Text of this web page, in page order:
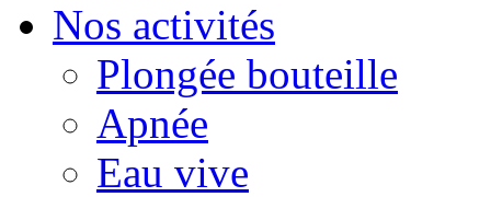
Nos activités
Plongée bouteille
Apnée
Eau vive